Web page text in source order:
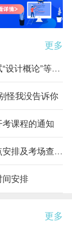
更多
关于调整广东省2024年10月自学考试“设计概论”等3门课程考试安排的通知
怪我没告诉你
课程的通知
必看！2023年10月广东自考考试地点安排及考场查询指南！
间安排
更多